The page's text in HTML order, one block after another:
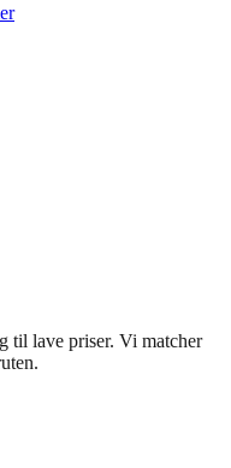
til lave priser. Vi matcher